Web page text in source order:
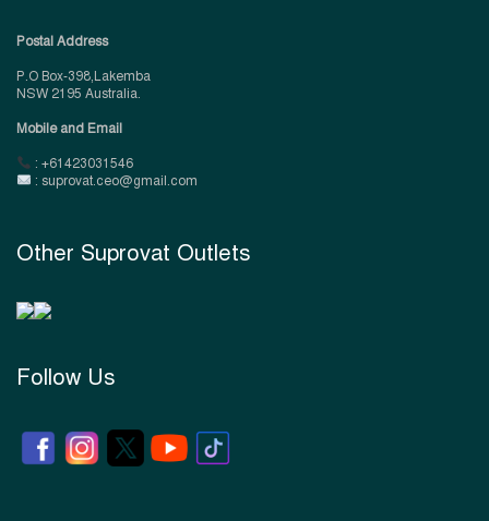
Postal Address
P.O Box-398,Lakemba
NSW 2195 Australia.
Mobile and Email
: +61423031546
: suprovat.ceo@gmail.com
Other Suprovat Outlets
Follow Us